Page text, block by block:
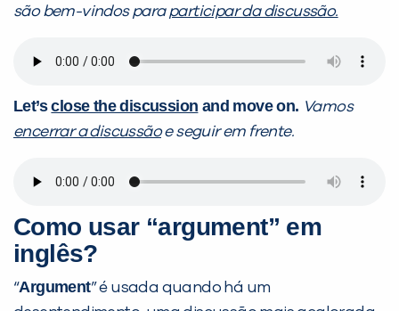
são bem-vindos paraparticipar da discussão.
Let’sclose the discussion and move on. Vamos
encerrar a discussãoe seguir em frente.
Como usar “argument” em
inglês?
“Argument” é usada quando há um